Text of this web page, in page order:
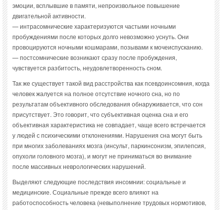
эмоции, всплывшие в памяти, непроизвольное повышение
двигательной активности.
— интрасомнические характеризуются частыми ночными
пробуждениями после которых долго невозможно уснуть. Они
провоцируются ночными кошмарами, позывами к мочеиспусканию.
— постсомнические возникают сразу после пробуждения,
чувствуется разбитость, неудовлетворенность сном.
Так же существует такой вид расстройства как псевдоинсомния, когда
человек жалуется на полное отсутствие ночного сна, но по
результатам объективного обследования обнаруживается, что сон
присутствует. Это говорит, что субъективная оценка сна и его
объективная характеристика не совпадает, чаще всего встречается
у людей с психическими отклонениями. Нарушения сна могут быть
при многих заболеваниях мозга (инсульт, паркинсонизм, эпилепсия,
опухоли головного мозга), и могут не приниматься во внимание
после массивных неврологических нарушений.
Выделяют следующие последствия инсомнии: социальные и
медицинские. Социальные прежде всего влияют на
работоспособность человека (невыполнение трудовых нормотивов,